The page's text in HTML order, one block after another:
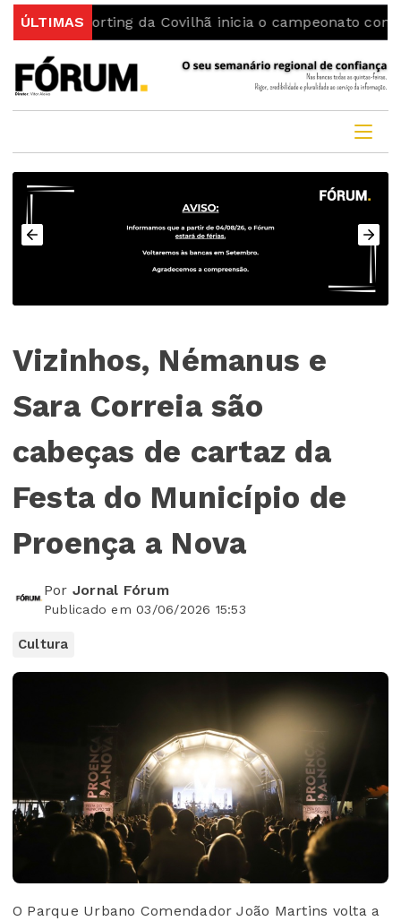
ÚLTIMAS
da Covilhã inicia o campeonato com uma vitória
Vizinhos, Némanus e
Sara Correia são
cabeças de cartaz da
Festa do Município de
Proença a Nova
Por Jornal Fórum
Publicado em 03/06/2026 15:53
Cultura
O Parque Urbano Comendador João Martins volta a